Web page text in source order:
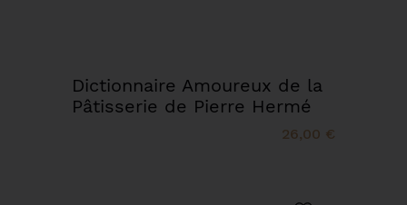
Dictionnaire Amoureux de la
Pâtisserie de Pierre Hermé
26,00 €